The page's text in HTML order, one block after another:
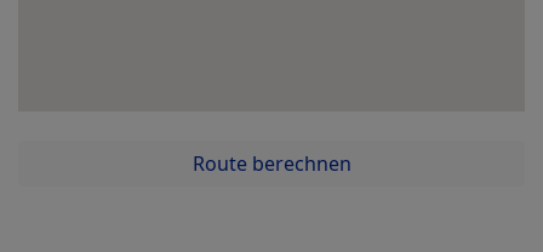
Route berechnen